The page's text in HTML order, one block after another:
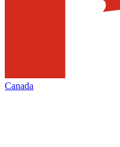
Canada